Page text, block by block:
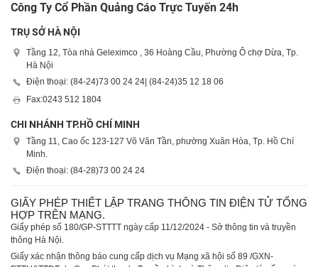
Công Ty Cổ Phần Quảng Cáo Trực Tuyến 24h
TRỤ SỞ HÀ NỘI
Tầng 12, Tòa nhà Geleximco , 36 Hoàng Cầu, Phường Ô chợ Dừa, Tp.
Hà Nội
Điện thoại: (84-24)73 00 24 24 | (84-24)35 12 18 06
Fax:0243 512 1804
CHI NHÁNH TP.HỒ CHÍ MINH
Tầng 11, Cao ốc 123-127 Võ Văn Tần, phường Xuân Hòa, Tp. Hồ Chí
Minh.
Điện thoại: (84-28)73 00 24 24
GIẤY PHÉP THIẾT LẬP TRANG THÔNG TIN ĐIỆN TỬ TỔNG
HỢP TRÊN MẠNG.
Giấy phép số 180/GP-STTTT ngày cấp 11/12/2024 - Sở thông tin và truyền
thông Hà Nội.
Giấy xác nhận thông báo cung cấp dịch vụ Mạng xã hội số 89 /GXN-